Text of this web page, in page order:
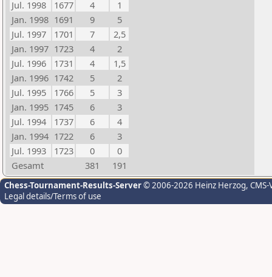
Jul. 1998
1677 4
1
Jan. 1998 1691 9
5
Jul. 1997
1701 7
2,5
Jan. 1997 1723 4
2
Jul. 1996
1731 4
1,5
Jan. 1996 1742 5
2
Jul. 1995
1766 5
3
Jan. 1995 1745 6
3
Jul. 1994
1737 6
4
Jan. 1994 1722 6
3
Jul. 1993
1723 0
0
Gesamt
381 191
Chess-Tournament-Results-Server© 2006-2026 Heinz Herzog,
Legal details/Terms of use